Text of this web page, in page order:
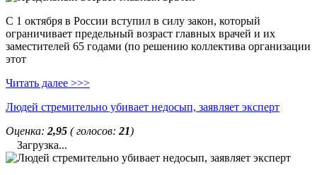
С 1 октября в России вступил в силу закон, который
ограничивает предельный возраст главных врачей и их
заместителей 65 годами (по решению коллектива организации
этот
Читать далее >>>
Людей стремительно убивает недосып, заявляет эксперт
Оценка: 2,95 ( голосов: 21)
Загрузка...